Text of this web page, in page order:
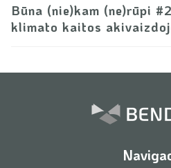
Būna (nie)kam (ne)rūpi
klimato kaitos